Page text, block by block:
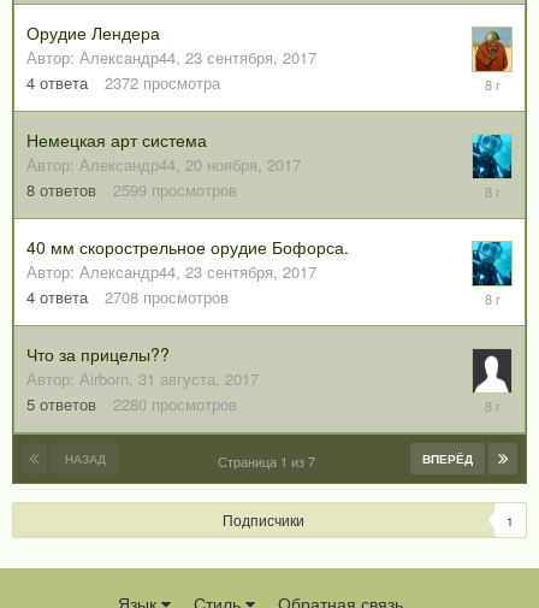
2018
Орудие Лендера
Автор: Александр44, 23 сентября, 2017
4 ответа 2372 просмотра
2018
Немецкая арт система
Автор: Александр44, 20 ноября, 2017
8 ответов 2599 просмотров
22
2017
40 мм скорострельное орудие Бофорса.
Автор: Александр44, 23 сентября, 2017
4 ответа 2708 просмотров
16
2017
Что за прицелы??
Автор: Аirborn, 31 августа, 2017
5 ответов 2280 просмотров
2017
НАЗАД ВПЕРЁД
Страница 1 из 7
Подписчики 1